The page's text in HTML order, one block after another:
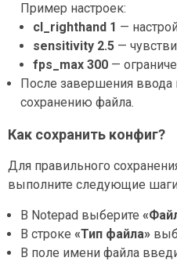
Пример настроек:
cl_righthand 1 —
sensitivity 2.5 —
fps_max 300 —
После завершения ввода
сохранению файла.
Как сохранить конфиг?
Для правильного
выполните следующие
В Notepad выберите
В строке «Тип файла»
В поле имени файла